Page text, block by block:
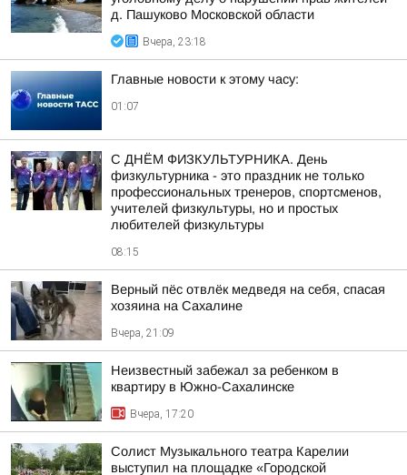
д. Пашуково Московской области
Вчера, 23:18
Главные новости к этому часу:
01:07
С ДНЁМ ФИЗКУЛЬТУРНИКА. День
физкультурника - это праздник не только
профессиональных тренеров, спортсменов,
учителей физкультуры, но и простых
любителей физкультуры
08:15
Верный пёс отвлёк медведя на себя, спасая
хозяина на Сахалине
Вчера, 21:09
Неизвестный забежал за ребенком в
квартиру в Южно-Сахалинске
Вчера, 17:20
Солист Музыкального театра Карелии
выступил на площадке «Городской